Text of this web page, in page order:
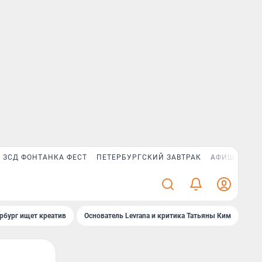
ЗСД ФОНТАНКА ФЕСТ ПЕТЕРБУРГСКИЙ ЗАВТРАК АФИША PLUS
ищет креатив Основатель Levrana и критика Татьяны Ким